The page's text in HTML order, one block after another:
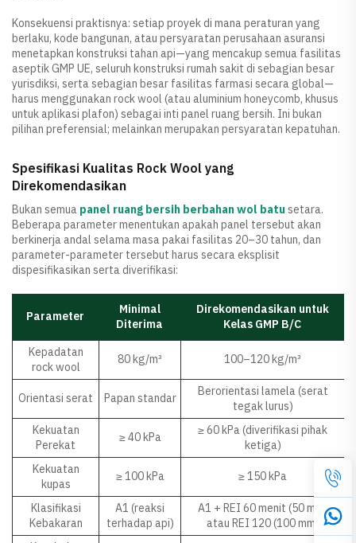
Konsekuensi praktisnya: setiap proyek di mana peraturan yang
berlaku, kode bangunan, atau persyaratan perusahaan asuransi
menetapkan konstruksi tahan api—yang mencakup semua fasilitas
aseptik GMP UE, seluruh konstruksi rumah sakit di sebagian besar
yurisdiksi, serta sebagian besar fasilitas farmasi secara global—
harus menggunakan rock wool (atau aluminium honeycomb, khusus
untuk aplikasi plafon) sebagai inti panel ruang bersih. Ini bukan
pilihan preferensial; melainkan merupakan persyaratan kepatuhan.
Spesifikasi Kualitas Rock Wool yang
Direkomendasikan
Bukan semua panel ruang bersih berbahan wol batusetara.
Beberapa parameter menentukan apakah panel tersebut akan
berkinerja andal selama masa pakai fasilitas 20–30 tahun, dan
parameter-parameter tersebut harus secara eksplisit
dispesifikasikan serta diverifikasi:
Parameter
Minimal
Diterima
Direkomendasikan untuk
Kelas GMP B/C
Kepadatan
rock wool
80 kg/m³ 100–120 kg/m³
Orientasi serat Papan standar
Berorientasi lamela (serat
tegak lurus)
Kekuatan
Perekat
≥ 40 kPa
≥ 60 kPa (diverifikasi pihak
ketiga)
Kekuatan
kupas
≥ 100 kPa ≥ 150 kPa
Klasifikasi
Kebakaran
A1 (reaksi
terhadap api)
A1 + REI 60 menit (50 mm)
atau REI 120 (100 mm)